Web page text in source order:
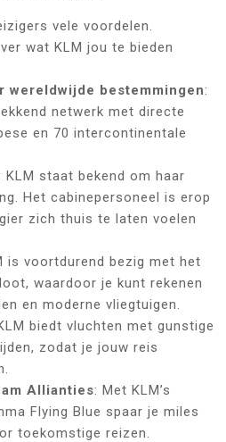
vele voordelen.
wat KLM jou te bieden
wereldwijde bestemmingen:
netwerk met directe
en 70 intercontinentale
: KLM staat bekend om haar
Het cabinepersoneel is erop
zich thuis te laten voelen
is voortdurend bezig met het
waardoor je kunt rekenen
en moderne vliegtuigen.
biedt vluchten met gunstige
zodat je jouw reis
Allianties: Met KLM’s
Flying Blue spaar je miles
toekomstige reizen.